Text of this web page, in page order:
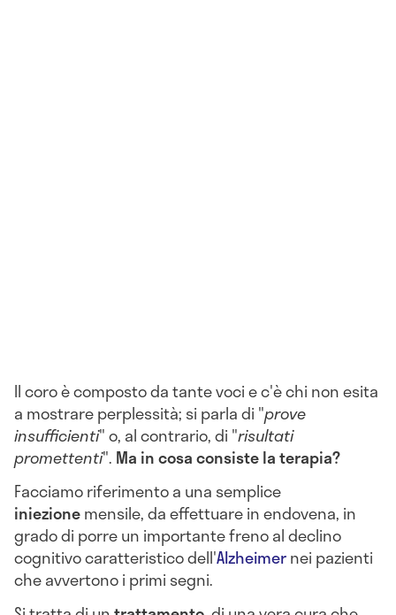
Il coro è composto da tante voci e c'è chi non esita
a mostrare perplessità; si parla di "prove
insufficienti" o, al contrario, di "risultati
promettenti". Ma in cosa consiste la terapia?
Facciamo riferimento a una semplice
iniezionemensile, da effettuare in endovena, in
grado di porre un importante freno al declino
cognitivo caratteristico dell'Alzheimernei pazienti
che avvertono i primi segni.